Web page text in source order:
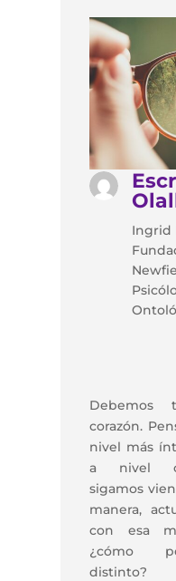
Ingrid
Debemos
corazón.
nivel más
a nivel
sigamos
manera,
con esa
¿cómo
distinto?